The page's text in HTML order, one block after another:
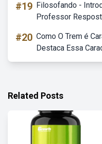
#19 Filosofando -
Professor
#20 Como O Trem é
Destaca Essa
Related Posts